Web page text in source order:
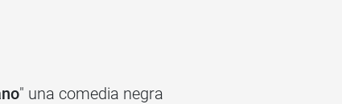
" una comedia negra